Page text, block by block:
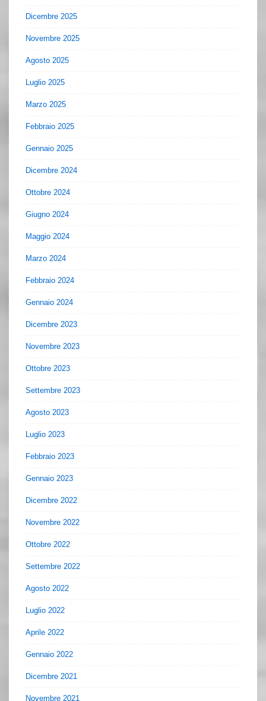
Dicembre 2025
Novembre 2025
Agosto 2025
Luglio 2025
Marzo 2025
Febbraio 2025
Gennaio 2025
Dicembre 2024
Ottobre 2024
Giugno 2024
Maggio 2024
Marzo 2024
Febbraio 2024
Gennaio 2024
Dicembre 2023
Novembre 2023
Ottobre 2023
Settembre 2023
Agosto 2023
Luglio 2023
Febbraio 2023
Gennaio 2023
Dicembre 2022
Novembre 2022
Ottobre 2022
Settembre 2022
Agosto 2022
Luglio 2022
Aprile 2022
Gennaio 2022
Dicembre 2021
Novembre 2021